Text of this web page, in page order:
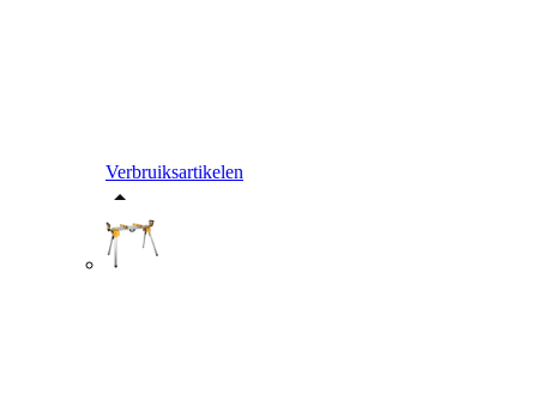
Verbruiksartikelen